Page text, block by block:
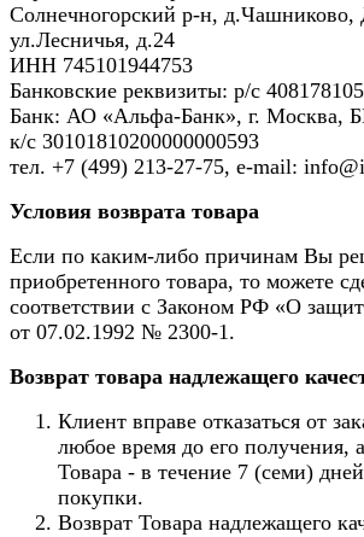
Солнечногорский р-н,
ул.Лесничья, д.24
ИНН 745101944753
Банковские реквизиты: р/с
Банк: АО «Альфа-Банк», г. Москва,
к/с 30101810200000000593
тел. +7 (499) 213-27-75, e-mail:
Условия возврата товара
Если по каким-либо причинам Вы
приобретенного товара, то можете
соответствии с Законом РФ «О
от 07.02.1992 № 2300-1.
Возврат товара надлежащего
Клиент вправе отказаться от
любое время до его получения,
Товара - в течение 7 (семи)
покупки.
Возврат Товара надлежащего